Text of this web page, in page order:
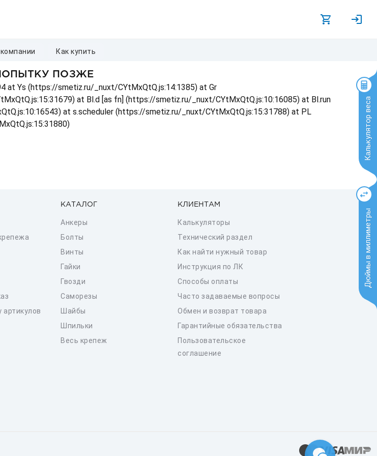
Калькулятор веса
Дюймы в миллиметры
о компании как купить
ПОЗЖЕ
at Ys (https://smetiz.ru/_nuxt/CYtMxQtQ.js:14:1385) at Gr
at Bl.d [as fn] (https://smetiz.ru/_nuxt/CYtMxQtQ.js:10:16085) at Bl.run
at s.scheduler (https://smetiz.ru/_nuxt/CYtMxQtQ.js:15:31788) at PL
артикулов
КАТАЛОГ
Анкеры
Болты
Винты
Гайки
Гвозди
Саморезы
Шайбы
Шпильки
Весь крепеж
КЛИЕНТАМ
Калькуляторы
Технический раздел
Как найти нужный товар
Инструкция по ЛК
Способы оплаты
Часто задаваемые вопросы
Обмен и возврат товара
Гарантийные обязательства
Пользовательское
соглашение